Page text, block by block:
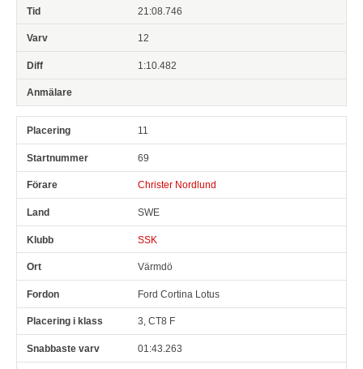
21:08.746
12
1:10.482
11
69
Christer Nordlund
SWE
SSK
Värmdö
Ford Cortina Lotus
3, CT8 F
01:43.263